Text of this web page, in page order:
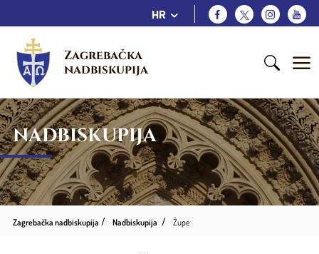
HR
Zagrebačka
nadbiskupija
NADBISKUPIJA
Zagrebačka nadbiskupija Nadbiskupija Župe